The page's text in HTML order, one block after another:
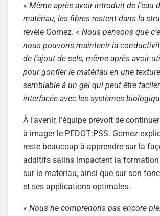
« Même après avoir introduit de l’eau
matériau, les fibres restent dans la
révèle Gomez. « Nous pensons que
nous pouvons maintenir la
de l’ajout de sels, même après avoir
pour gonfler le matériau en une
semblable à un gel qui peut être
interfacée avec les systèmes
À l’avenir, l’équipe prévoit de
à imager le PEDOT:PSS. Gomez
reste beaucoup à apprendre sur la
additifs salins impactent la formation
sur le matériau, ainsi que sur son
et ses applications optimales.
« Nous ne comprenons pas encore